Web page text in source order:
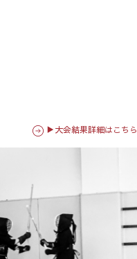
▶大会結果詳細はこちら